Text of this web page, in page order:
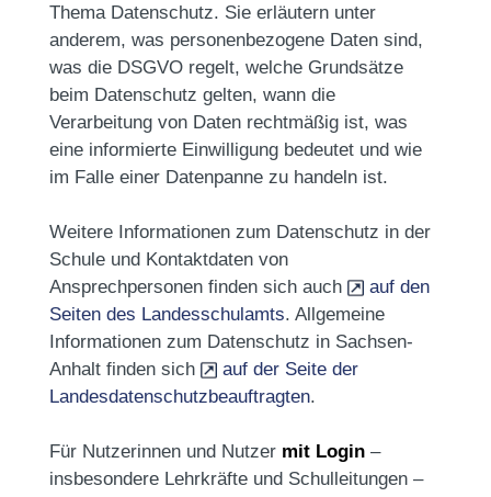
Thema Datenschutz. Sie erläutern unter
anderem, was personenbezogene Daten sind,
was die DSGVO regelt, welche Grundsätze
beim Datenschutz gelten, wann die
Verarbeitung von Daten rechtmäßig ist, was
eine informierte Einwilligung bedeutet und wie
im Falle einer Datenpanne zu handeln ist.
Weitere Informationen zum Datenschutz in der
Schule und Kontaktdaten von
Ansprechpersonen finden sich auch
auf den
Seiten des Landesschulamts. Allgemeine
Informationen zum Datenschutz in Sachsen-
Anhalt finden sich
auf der Seite der
Landesdatenschutzbeauftragten.
Für Nutzerinnen und Nutzer mit Login –
insbesondere Lehrkräfte und Schulleitungen –